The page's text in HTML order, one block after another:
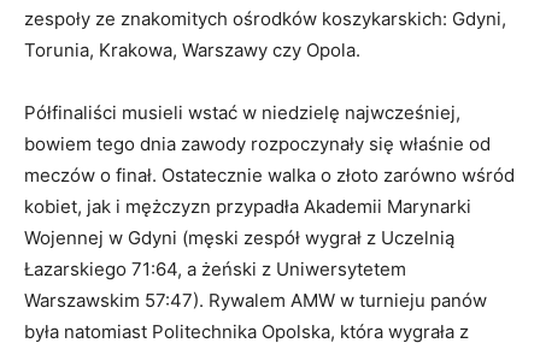
zespoły ze znakomitych ośrodków koszykarskich: Gdyni,
Torunia, Krakowa, Warszawy czy Opola.
Półfinaliści musieli wstać w niedzielę najwcześniej,
bowiem tego dnia zawody rozpoczynały się właśnie od
meczów o finał. Ostatecznie walka o złoto zarówno wśród
kobiet, jak i mężczyzn przypadła Akademii Marynarki
Wojennej w Gdyni (męski zespół wygrał z Uczelnią
Łazarskiego 71:64, a żeński z Uniwersytetem
Warszawskim 57:47). Rywalem AMW w turnieju panów
była natomiast Politechnika Opolska, która wygrała z